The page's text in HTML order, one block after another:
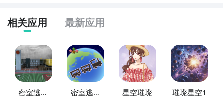
相关应用 最新应用
密室逃脱
密室逃脱
星空璀璨 璀璨星空1